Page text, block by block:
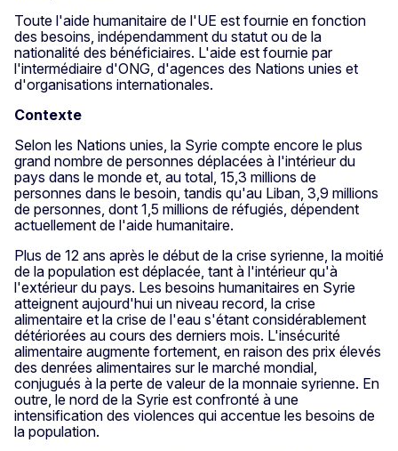
Toute l'aide humanitaire de l'UE est fournie en fonction
des besoins, indépendamment du statut ou de la
nationalité des bénéficiaires. L'aide est fournie par
l'intermédiaire d'ONG, d'agences des Nations unies et
d'organisations internationales.
Contexte
Selon les Nations unies, la Syrie compte encore le plus
grand nombre de personnes déplacées à l'intérieur du
pays dans le monde et, au total, 15,3 millions de
personnes dans le besoin, tandis qu'au Liban, 3,9 millions
de personnes, dont 1,5 millions de réfugiés, dépendent
actuellement de l'aide humanitaire.
Plus de 12 ans après le début de la crise syrienne, la moitié
de la population est déplacée, tant à l'intérieur qu'à
l'extérieur du pays. Les besoins humanitaires en Syrie
atteignent aujourd'hui un niveau record, la crise
alimentaire et la crise de l'eau s'étant considérablement
détériorées au cours des derniers mois. L'insécurité
alimentaire augmente fortement, en raison des prix élevés
des denrées alimentaires sur le marché mondial,
conjugués à la perte de valeur de la monnaie syrienne. En
outre, le nord de la Syrie est confronté à une
intensification des violences qui accentue les besoins de
la population.